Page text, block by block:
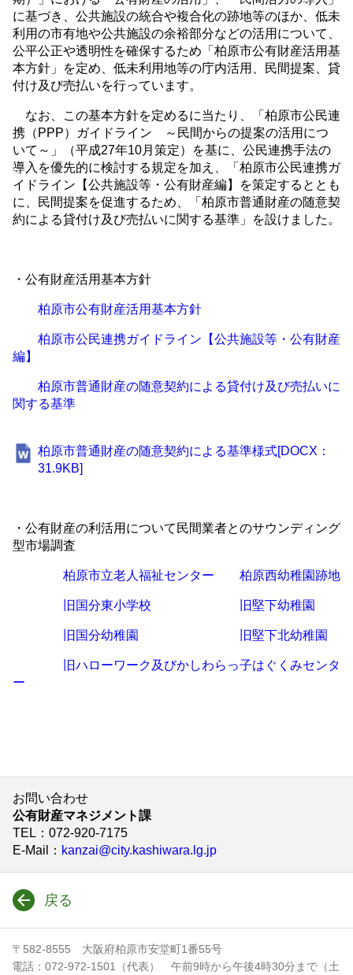
に基づき、公共施設の統合や複合化の跡地等のほか、低未
利用の市有地や公共施設の余裕部分などの活用について、
公平公正や透明性を確保するため「柏原市公有財産活用基
本方針」を定め、低未利用地等の庁内活用、民間提案、貸
付け及び売払いを行っています。
なお、この基本方針を定めるに当たり、「柏原市公民連
携（PPP）ガイドライン ～民間からの提案の活用につ
いて～」（平成27年10月策定）を基に、公民連携手法の
導入を優先的に検討する規定を加え、「柏原市公民連携ガ
イドライン【公共施設等・公有財産編】を策定するととも
に、民間提案を促進するため、「柏原市普通財産の随意契
約による貸付け及び売払いに関する基準」を設けました。
・公有財産活用基本方針
柏原市公有財産活用基本方針
柏原市公民連携ガイドライン【公共施設等・公有財産
編】
柏原市普通財産の随意契約による貸付け及び売払いに
関する基準
柏原市普通財産の随意契約による基準様式[DOCX：
31.9KB]
・公有財産の利活用について民間業者とのサウンディング
型市場調査
柏原市立老人福祉センター 柏原西幼稚園跡地
旧国分東小学校 旧堅下幼稚園
旧国分幼稚園 旧堅下北幼稚園
旧ハローワーク及びかしわらっ子はぐくみセンタ
ー
お問い合わせ
公有財産マネジメント課
TEL ：072-920-7175
E-Mail
： kanzai@city.kashiwara.lg.jp
戻る
〒582-8555 大阪府柏原市安堂町1番55号
電話：072-972-1501（代表） 午前9時から午後4時30分まで（土